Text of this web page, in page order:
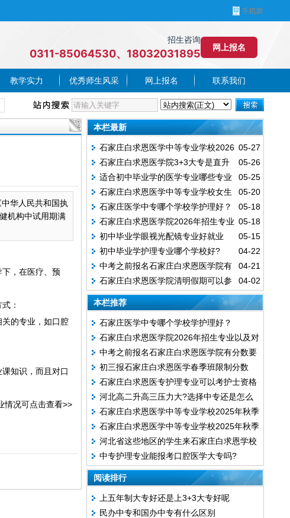
招生咨询
0311-85064530、18032031895
网上报名
教学实力 优秀师生风采 网上报名 联系我们
华人民共和国执
机构中试用期满
，在医疗、预
：
的专业，如口腔
知识，而且对口
情况可点击查看>>
本栏最新
05-27
石家庄白求恩医学中等专业学校2026
年秋季招生常见问题汇总
05-26
石家庄白求恩医学院3+3大专是直升
的吗？
05-25
适合初中毕业学的医学专业哪些专业
前景好
05-20
石家庄白求恩医学中等专业学校女生
优选专业推荐
05-18
石家庄医学中专哪个学校学护理好？
05-18
石家庄白求恩医学院2026年招生专业
以及对口专业
05-15
初中毕业学眼视光配镜专业好就业
吗？
04-22
初中毕业学护理专业哪个学校好?
04-21
中考之前报名石家庄白求恩医学院有
分数要求吗？
04-02
石家庄白求恩医学院清明假期可以参
观学校吗?
本栏推荐
石家庄医学中专哪个学校学护理好？
石家庄白求恩医学院2026年招生专业以及对
口专业
中考之前报名石家庄白求恩医学院有分数要
求吗？
初三报石家庄白求恩医学春季班限制分数
吗？无中考能报吗？
石家庄白求恩医专护理专业可以考护士资格
证吗?
河北高二升高三压力大?选择中专还是怎么
办？
石家庄白求恩医学中等专业学校2025年秋季
录取分数线
石家庄白求恩医学中等专业学校2025年秋季
报名方式全攻略
河北省这些地区的学生来石家庄白求恩学校
上学每年优惠4300！
中专护理专业能报考口腔医学大专吗?
阅读排行
上五年制大专好还是上3+3大专好呢
民办中专和国办中专有什么区别